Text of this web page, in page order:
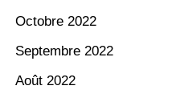
Octobre 2022
Septembre 2022
Août 2022